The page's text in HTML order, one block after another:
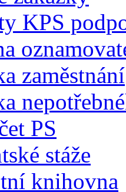
KPS
zaměstnání
PS
stáže
knihovna